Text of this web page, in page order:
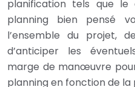
planification tels que le
planning bien pensé
l’ensemble du projet,
d’anticiper les
marge de manœuvre
planning en fonction de